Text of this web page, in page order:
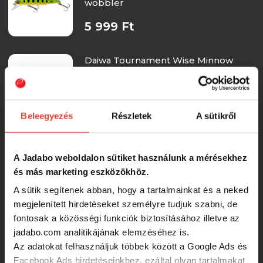
Beleegyezés Részletek A sütikről
A Jadabo weboldalon sütiket használunk a mérésekhez
és más marketing eszközökhöz.
A sütik segítenek abban, hogy a tartalmainkat és a neked
megjelenített hirdetéseket személyre tudjuk szabni, de
fontosak a közösségi funkciók biztosításához illetve az
jadabo.com analitikájának elemzéséhez is.
Az adatokat felhasználjuk többek között a Google Ads és
Facebook Ads hirdetéseinkhez, ezáltal olyan tartalmakat
wobbler
5 999 Ft
Daiwa Tournament Wise Minnow
70FS green flash ghost, 7.0cm, 7.5g
5 299 Ft
010mh Black Lentil wobbler
6 990 Ft
Salmo Wobbler Slider 7 Cm Sinking
Sd7S Psp